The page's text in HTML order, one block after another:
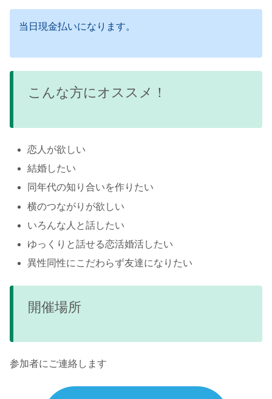
当日現金払いになります。
こんな方にオススメ！
恋人が欲しい
結婚したい
同年代の知り合いを作りたい
横のつながりが欲しい
いろんな人と話したい
ゆっくりと話せる恋活婚活したい
異性同性にこだわらず友達になりたい
開催場所
参加者にご連絡します